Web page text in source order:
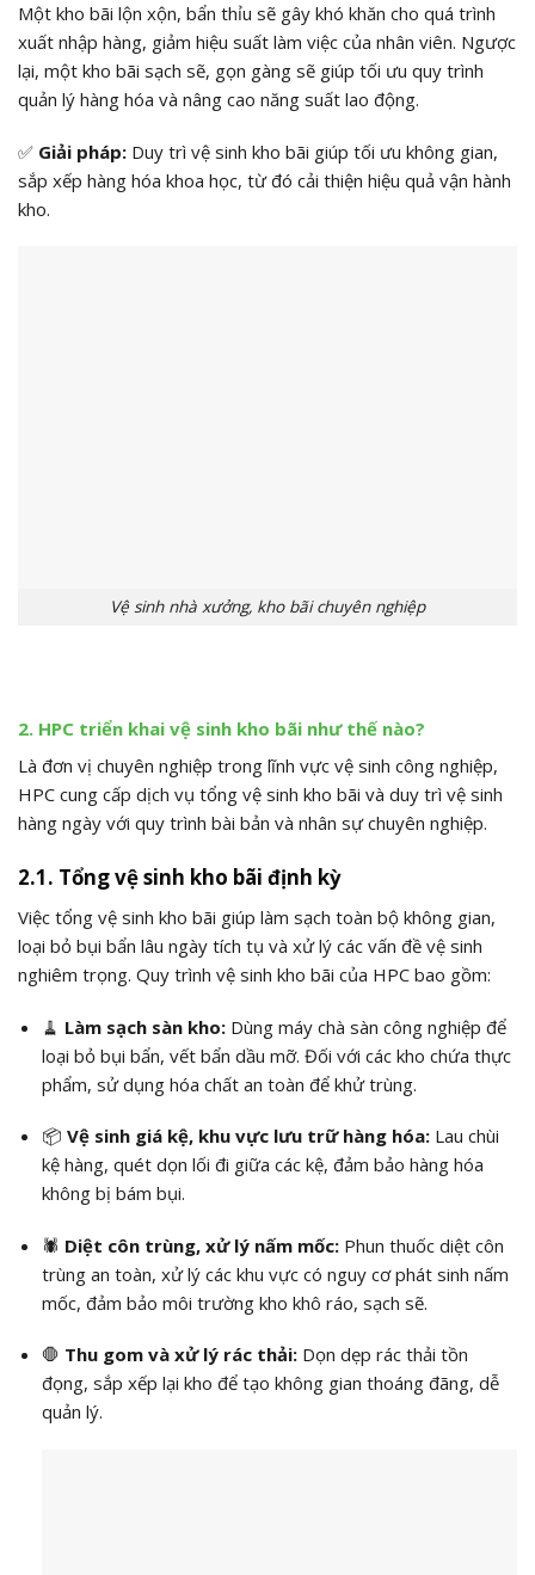
Một kho bãi lộn xộn, bẩn thỉu sẽ gây khó khăn cho quá trình
xuất nhập hàng, giảm hiệu suất làm việc của nhân viên. Ngược
lại, một kho bãi sạch sẽ, gọn gàng sẽ giúp tối ưu quy trình
quản lý hàng hóa và nâng cao năng suất lao động.
✅ Giải pháp: Duy trì vệ sinh kho bãi giúp tối ưu không gian,
sắp xếp hàng hóa khoa học, từ đó cải thiện hiệu quả vận hành
kho.
Vệ sinh nhà xưởng, kho bãi chuyên nghiệp
2. HPC triển khai vệ sinh kho bãi như thế nào?
Là đơn vị chuyên nghiệp trong lĩnh vực vệ sinh công nghiệp,
HPC cung cấp dịch vụ tổng vệ sinh kho bãi và duy trì vệ sinh
hàng ngày với quy trình bài bản và nhân sự chuyên nghiệp.
2.1. Tổng vệ sinh kho bãi định kỳ
Việc tổng vệ sinh kho bãi giúp làm sạch toàn bộ không gian,
loại bỏ bụi bẩn lâu ngày tích tụ và xử lý các vấn đề vệ sinh
nghiêm trọng. Quy trình vệ sinh kho bãi của HPC bao gồm:
🧹 Làm sạch sàn kho: Dùng máy chà sàn công nghiệp để
loại bỏ bụi bẩn, vết bẩn dầu mỡ. Đối với các kho chứa thực
phẩm, sử dụng hóa chất an toàn để khử trùng.
📦 Vệ sinh giá kệ, khu vực lưu trữ hàng hóa: Lau chùi
kệ hàng, quét dọn lối đi giữa các kệ, đảm bảo hàng hóa
không bị bám bụi.
🕷️ Diệt côn trùng, xử lý nấm mốc: Phun thuốc diệt côn
trùng an toàn, xử lý các khu vực có nguy cơ phát sinh nấm
mốc, đảm bảo môi trường kho khô ráo, sạch sẽ.
🛑 Thu gom và xử lý rác thải: Dọn dẹp rác thải tồn
đọng, sắp xếp lại kho để tạo không gian thoáng đãng, dễ
quản lý.